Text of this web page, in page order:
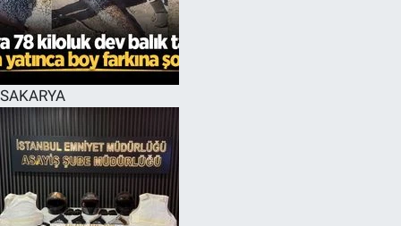
SAKARYA
EĞİTİM
ÖZEL HABER
HALK54 PANORAMA